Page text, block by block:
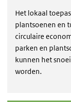
Het lokaal
plantsoenen en
circulaire
parken en
kunnen het
worden.